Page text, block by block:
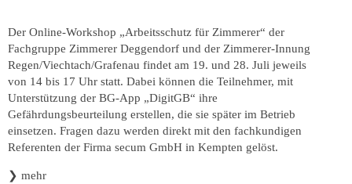
Der Online-Workshop „Arbeitsschutz für Zimmerer“ der
Fachgruppe Zimmerer Deggendorf und der Zimmerer-Innung
Regen/Viechtach/Grafenau findet am 19. und 28. Juli jeweils
von 14 bis 17 Uhr statt. Dabei können die Teilnehmer, mit
Unterstützung der BG-App „DigitGB“ ihre
Gefährdungsbeurteilung erstellen, die sie später im Betrieb
einsetzen. Fragen dazu werden direkt mit den fachkundigen
Referenten der Firma secum GmbH in Kempten gelöst.
❯ mehr